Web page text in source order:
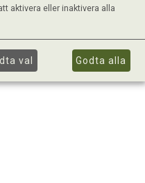
aktivera eller inaktivera alla
val Godta alla